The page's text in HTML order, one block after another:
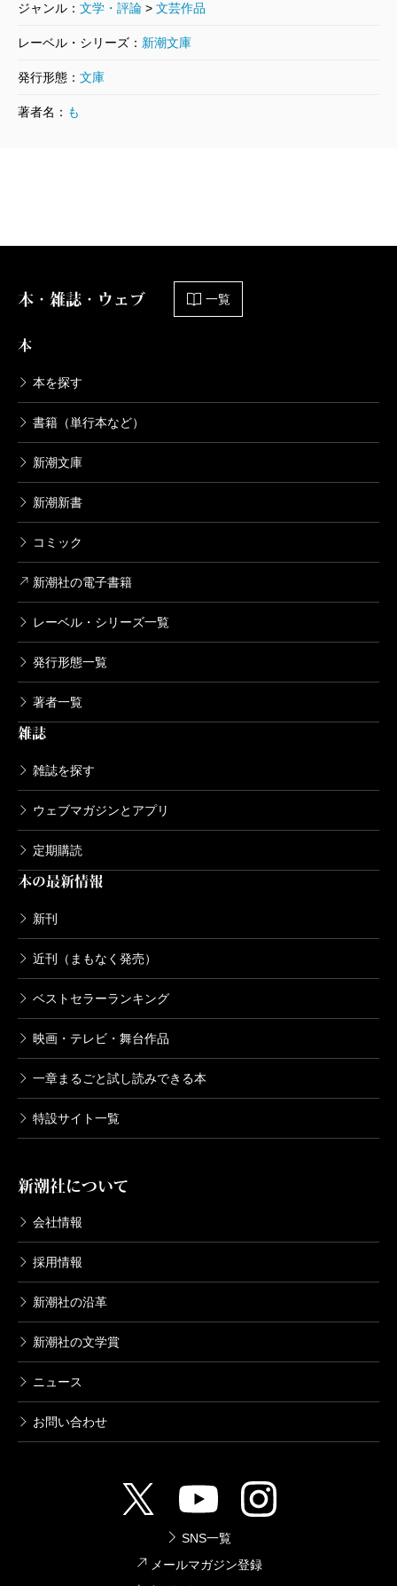
ジャンル： 文学・評論 > 文芸作品
レーベル・シリーズ： 新潮文庫
発行形態： 文庫
著者名： も
本・雑誌・ウェブ 一覧
本
本を探す
書籍（単行本など）
新潮文庫
新潮新書
コミック
新潮社の電子書籍
レーベル・シリーズ一覧
発行形態一覧
著者一覧
雑誌
雑誌を探す
ウェブマガジンとアプリ
定期購読
本の最新情報
新刊
近刊（まもなく発売）
ベストセラーランキング
映画・テレビ・舞台作品
一章まるごと試し読みできる本
特設サイト一覧
新潮社について
会社情報
採用情報
新潮社の沿革
新潮社の文学賞
ニュース
お問い合わせ
SNS一覧
メールマガジン登録